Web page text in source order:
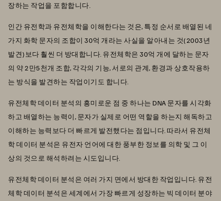
장하는 작업을 포함합니다.
인간 유전학과 유전체학을 이해한다는 것은, 특정 순서로 배열된 네
가지 화학 문자의 조합이 30억 개라는 사실을 알아내는 것(2003년
발견)보다 훨씬 더 방대합니다. 유전체학은 30억 개에 달하는 문자
의 약 2만5천개 조합, 각각의 기능, 서로의 관계, 환경과 상호작용하
는 방식을 발견하는 작업이기도 합니다.
유전체학 데이터 분석의 흥미로운 점 중 하나는 DNA 문자를 시각화
하고 배열하는 능력이, 문자가 실제로 어떤 역할을 하는지 해독하고
이해하는 능력보다 더 빠르게 발전했다는 점입니다. 따라서 유전체
학 데이터 분석은 유전자 언어에 대한 풍부한 정보를 의학 및 그 이
상의 것으로 해석하려는 시도입니다.
유전체학 데이터 분석은 여러 가지 면에서 방대한 작업입니다. 유전
체학 데이터 분석은 세계에서 가장 빠르게 성장하는 빅 데이터 분야